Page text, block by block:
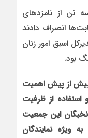
تن از نامزدهای
انصراف دادند
اسبق امور زنان
بود.
بیش از پیش اهمیت
استفاده از ظرفیت
این جمعیت
ویژه نمایندگان